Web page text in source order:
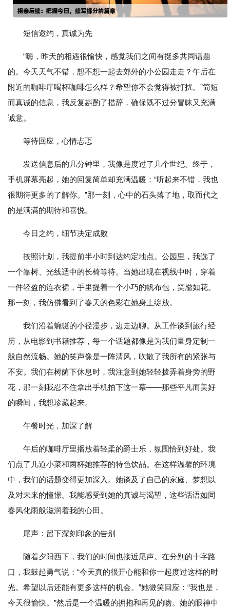
短信邀约，真诚为先
“嗨，昨天的相遇很愉快，感觉我们之间有挺多共同话题
的。今天天气不错，想不想一起去郊外的小公园走走？午后在
附近的咖啡厅喝杯咖啡怎么样？希望你不会觉得被打扰。”简短
而真诚的信息，我反复斟酌了措辞，确保既不过分冒昧又充满
诚意。
等待回应，心情忐忑
发送信息后的几分钟里，我像是度过了几个世纪。终于，
手机屏幕亮起，她的回复简单却充满温暖：“听起来不错，我也
很期待更多的了解你。”那一刻，心中的石头落了地，取而代之
的是满满的期待和喜悦。
今日之约，细节决定成败
按照计划，我提前半小时到达约定地点。公园里，我选了
一个靠树、光线适中的长椅等待。当她出现在视线中时，穿着
一件轻盈的连衣裙，手里提着一个小巧的帆布包，笑靥如花。
那一刻，我仿佛看到了春天的色彩在她身上绽放。
我们沿着蜿蜒的小径漫步，边走边聊。从工作谈到旅行经
历，从电影到书籍推荐，每一个话题都像是为我们量身定制一
般自然流畅。她的笑声像是一阵清风，吹散了我所有的紧张与
不安。我们在树荫下休息时，我注意到她轻轻拨弄着身旁的野
花，那一刻我忍不住拿出手机拍下这一幕——那些平凡而美好
的瞬间，我想珍藏起来。
午餐时光，加深了解
午后的咖啡厅里播放着轻柔的爵士乐，氛围恰到好处。我
们点了几道小菜和两杯她推荐的特色饮品。在这样温馨的环境
中，我们的话题变得更加深入。她谈及了自己的家庭、梦想以
及对未来的憧憬。我能感受到她的真诚与渴望，这些话语如同
春风化雨般滋润着我的心田。
尾声：留下深刻印象的告别
随着夕阳西下，我们的时间也接近尾声。在分别的十字路
口，我鼓起勇气说：“今天真的很开心能和你一起度过这样的时
光。希望以后还能有更多这样的机会。”她微笑回应：“我也是，
今天很愉快。”然后是一个温暖的拥抱和再见的吻。她的眼神中